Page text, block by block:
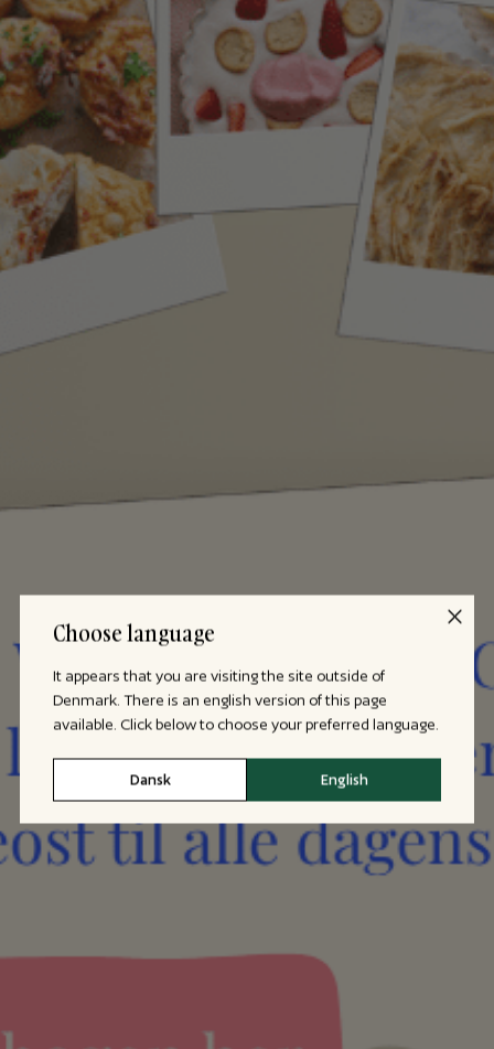
Choose language
It appears that you are visiting the site outside of
Denmark. There is an english version of this page
available. Click below to choose your preferred language.
Dansk English